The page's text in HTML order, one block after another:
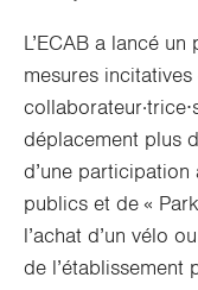
L’ECAB a lancé
mesures
collaborateur·trice∙
déplacement plus
d’une
publics et de «
l’achat d’un vélo
de l’établissement